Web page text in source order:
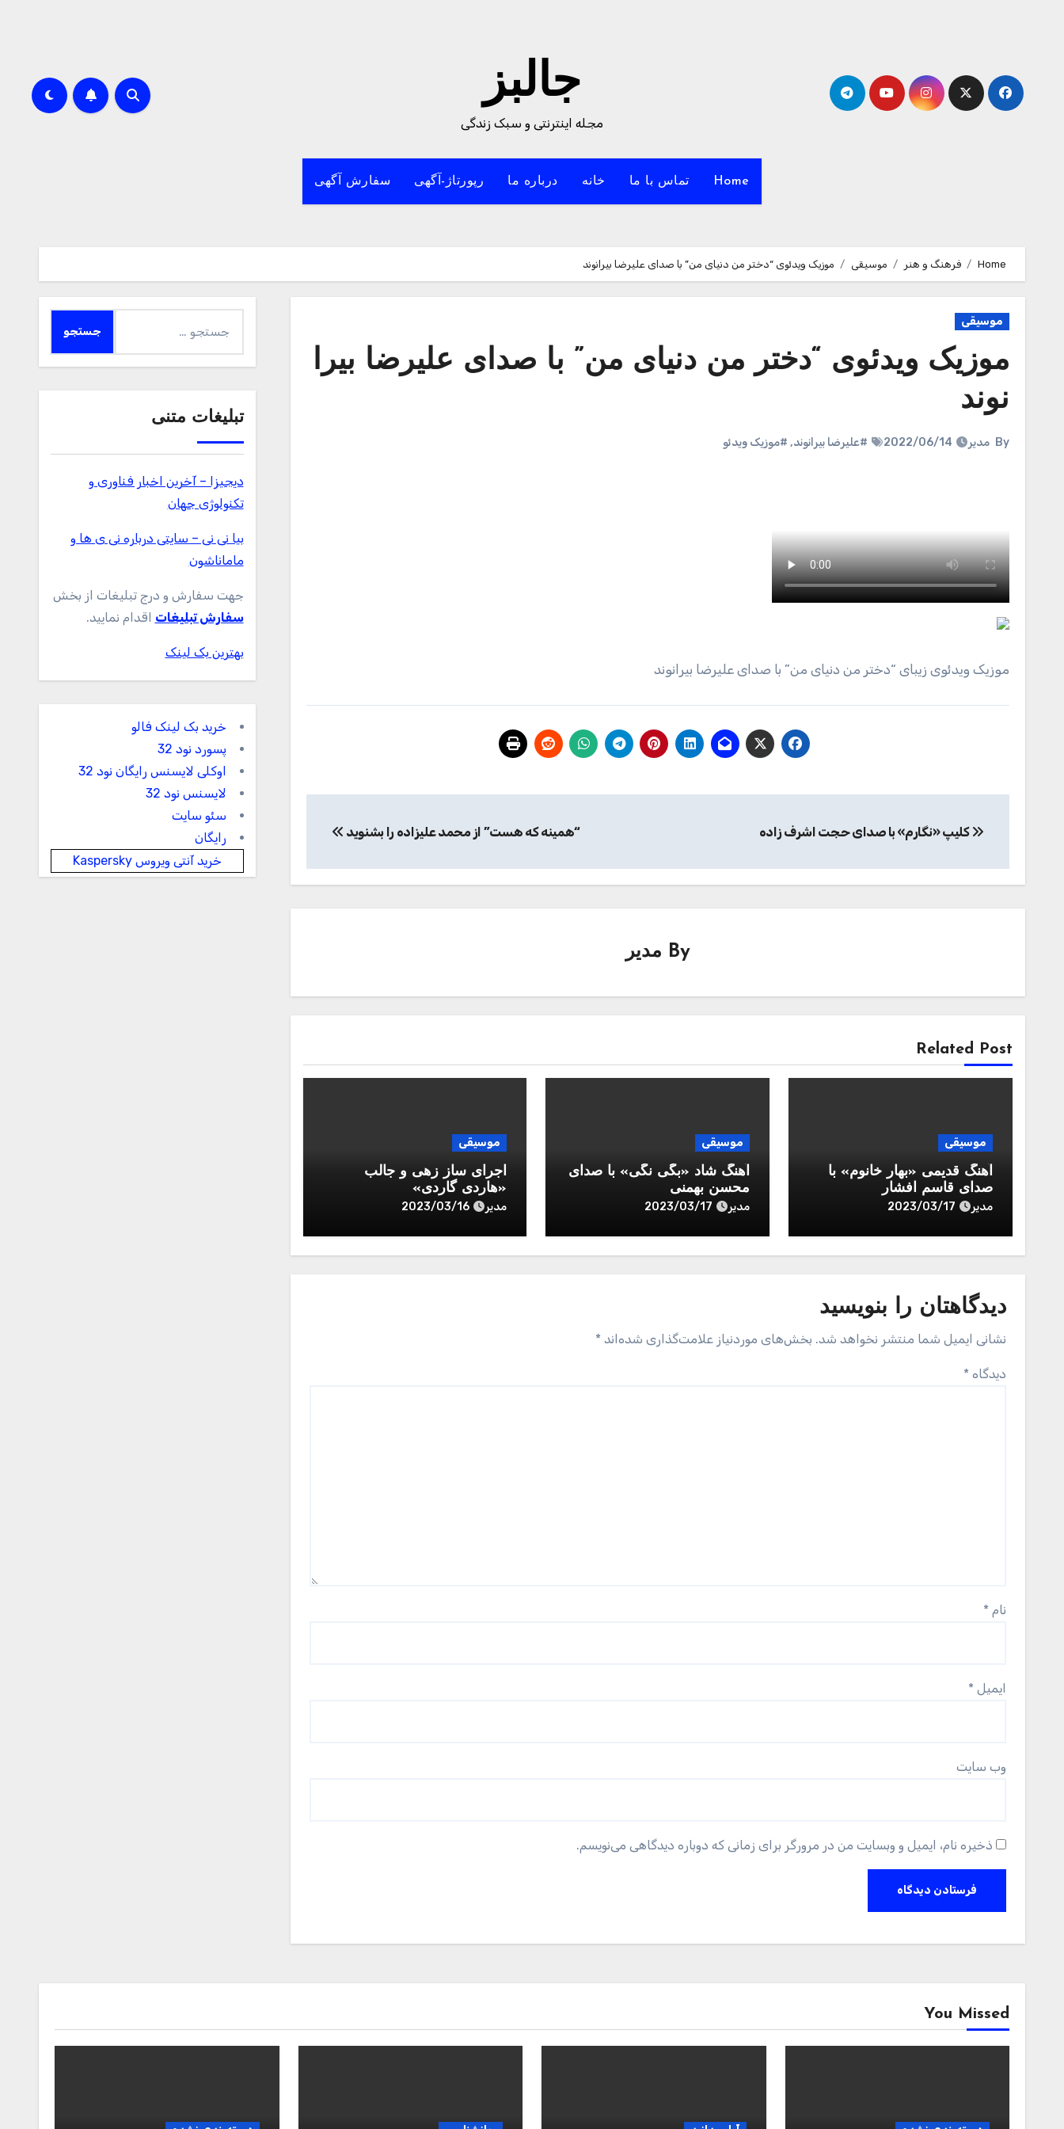
جالبز
مجله اینترنتی و سبک زندگی
Home تماس با ما خانه درباره ما رپورتاژ-آگهی سفارش آگهی
Home فرهنگ و هنر موسیقی موزیک ویدئوی “دختر من دنیای من” با صدای علیرضا بیرانوند
موسیقی
موزیک ویدئوی “دختر من دنیای من” با صدای علیرضا بیرا
نوند
By مدیر 2022/06/14 #علیرضا بیرانوند, #موزیک ویدئو
موزیک ویدئوی زیبای “دختر من دنیای من” با صدای علیرضا بیرانوند
نوشتهکلیپ «نگارم» با صدای حجت اشرف زاده “همینه که هست” از محمد علیزاده را بشنوید
By مدیر
Related Post
موسیقی
آهنگ قدیمی «بهار خانوم» با
صدای قاسم افشار
مدیر 2023/03/17
موسیقی
آهنگ شاد «بگی نگی» با صدای
محسن بهمنی
مدیر 2023/03/17
موسیقی
اجرای ساز زهی و جالب
«هاردی گاردی»
مدیر 2023/03/16
دیدگاهتان را بنویسید
نشانی ایمیل شما منتشر نخواهد شد. بخش‌های موردنیاز علامت‌گذاری شده‌اند *
دیدگاه *
نام *
ایمیل *
وب‌ سایت
ذخیره نام، ایمیل و وبسایت من در مرورگر برای زمانی که دوباره دیدگاهی می‌نویسم.
برای:
تبلیغات متنی
دیجیزا – آخرین اخبار فناوری و
تکنولوژی جهان
بیا نی نی – سایتی درباره نی ی ها و
ماماناشون
جهت سفارش و درج تبلیغات از بخش
سفارش تبلیغات اقدام نمایید.
بهترین بک لینک
خرید بک لینک فالو
پسورد نود 32
اوکلی لایسنس رایگان نود 32
لایسنس نود 32
سئو سایت
رایگان
خرید آنتی ویروس Kaspersky
You Missed